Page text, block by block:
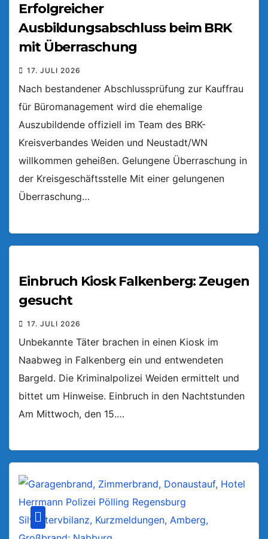
Erfolgreicher
Ausbildungsabschluss beim BRK
mit Überraschung
17. JULI 2026
Nach bestandener Abschlussprüfung zur Kauffrau
für Büromanagement wird die ehemalige
Auszubildende offiziell im Team des BRK-
Kreisverbandes Weiden und Neustadt/WN
willkommen geheißen. Gelungene Überraschung in
der Kreisgeschäftsstelle Mit einer gelungenen
Überraschung…
Einbruch Kiosk Falkenberg: Zeugen
gesucht
17. JULI 2026
Unbekannte Täter brachen in einen Kiosk im
Naabweg in Falkenberg ein und entwendeten
Bargeld. Die Kriminalpolizei Weiden ermittelt und
bittet um Hinweise. Einbruch in den Nachtstunden
Am Mittwoch, den 15.…